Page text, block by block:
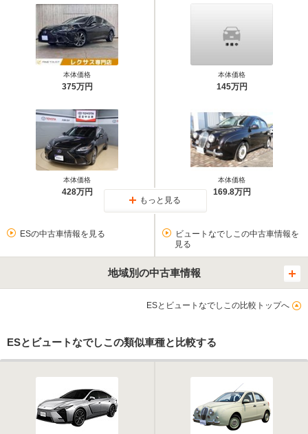
本体価格
375万円
本体価格
428万円
本体価格
145万円
本体価格
169.8万円
もっと見る
ESの中古車情報を見る
ビュートなでしこの中古車情報を
見る
地域別の中古車情報
ESとビュートなでしこの比較トップへ
ESとビュートなでしこの類似車種と比較する